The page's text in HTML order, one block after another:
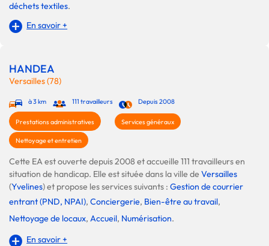
déchets textiles.
En savoir +
HANDEA
Versailles (78)
à 3 km 111 travailleurs Depuis 2008
Prestations administratives Services généraux
Nettoyage et entretien
Cette EA est ouverte depuis 2008 et accueille 111 travailleurs en
situation de handicap. Elle est située dans la ville deVersailles
(Yvelines) et propose les services suivants : Gestion de courrier
entrant (PND, NPAI), Conciergerie, Bien-être au travail,
Nettoyage de locaux, Accueil, Numérisation.
En savoir +